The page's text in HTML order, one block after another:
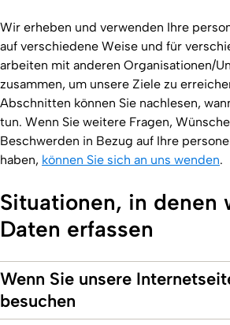
Wir erheben und verwenden Ihre
auf verschiedene Weise und für
arbeiten mit anderen Organisationen/
zusammen, um unsere Ziele zu
Abschnitten können Sie nachlesen,
tun. Wenn Sie weitere Fragen,
Beschwerden in Bezug auf Ihre
haben, können Sie sich an uns wenden.
Situationen, in denen
Daten erfassen
Wenn Sie unsere
besuchen